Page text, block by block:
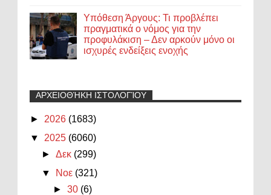
Υπόθεση Άργους: Τι προβλέπει
πραγματικά ο νόμος για την
προφυλάκιση – Δεν αρκούν μόνο οι
ισχυρές ενδείξεις ενοχής
ΑΡΧΕΙΟΘΉΚΗ ΙΣΤΟΛΟΓΊΟΥ
► 2026 (1683)
▼ 2025 (6060)
►Δεκ (299)
▼
Νοε (321)
►30 (6)